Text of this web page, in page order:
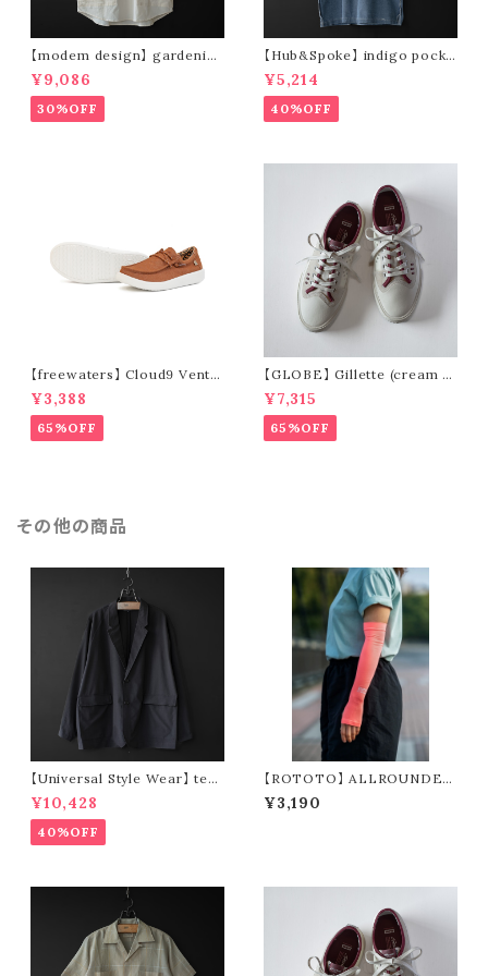
【modem design】 gardenin
g s/s shirt (sand)
¥9,086
30%OFF
【Hub&Spoke】 indigo pocke
t t-shirt (light indigo)
¥5,214
40%OFF
【freewaters】 Cloud9 Ventu
re - Lace Up (brown)
¥3,388
65%OFF
【GLOBE】 Gillette (cream /
pomegranate)
¥7,315
65%OFF
その他の商品
【Universal Style Wear】 tec
jacket (black)
¥10,428
40%OFF
【ROTOTO】 ALLROUNDER
¥3,190